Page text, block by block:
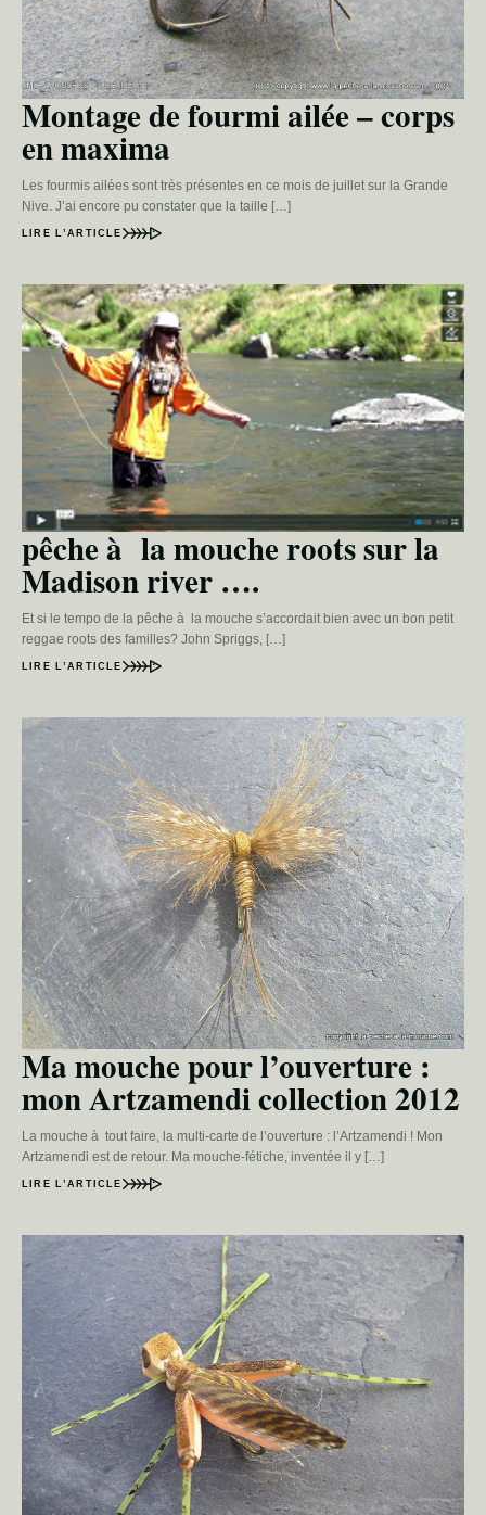
Montage de fourmi ailée – corps
en maxima
Les fourmis ailées sont très présentes en ce mois de juillet sur la Grande
Nive. J’ai encore pu constater que la taille […]
LIRE L’ARTICLE
pêche à la mouche roots sur la
Madison river ….
Et si le tempo de la pêche à la mouche s’accordait bien avec un bon petit
reggae roots des familles? John Spriggs, […]
LIRE L’ARTICLE
Ma mouche pour l’ouverture :
mon Artzamendi collection 2012
La mouche à tout faire, la multi-carte de l’ouverture : l’Artzamendi ! Mon
Artzamendi est de retour. Ma mouche-fétiche, inventée il y […]
LIRE L’ARTICLE